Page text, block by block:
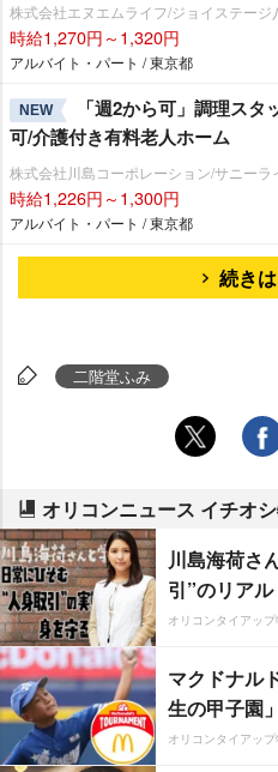
株式会社エヌエムライフ/ジョイステージ
時給1,270円～1,320円
アルバイト・パート / 東京都
NEW
「週2から可」調理ス
可/介護付き有料老人ホーム
株式会社川島コーポレーション/サニーラ
時給1,226円～1,300円
アルバイト・パート / 東京都
続き
二階堂ふみ
オリコンニュース イチオ
川島海荷さ
引”のリアル
オリコンタイアップ
マクドナル
生の甲子園」
オリコンタイアップ